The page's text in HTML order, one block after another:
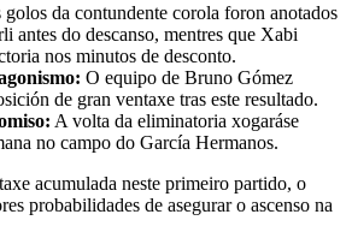
golos da contundente corola foron anotados
antes do descanso, mentres que Xabi
nos minutos de desconto.
O equipo de Bruno Gómez
de gran ventaxe tras este resultado.
A volta da eliminatoria xogaráse
no campo do García Hermanos.
acumulada neste primeiro partido, o
probabilidades de asegurar o ascenso na